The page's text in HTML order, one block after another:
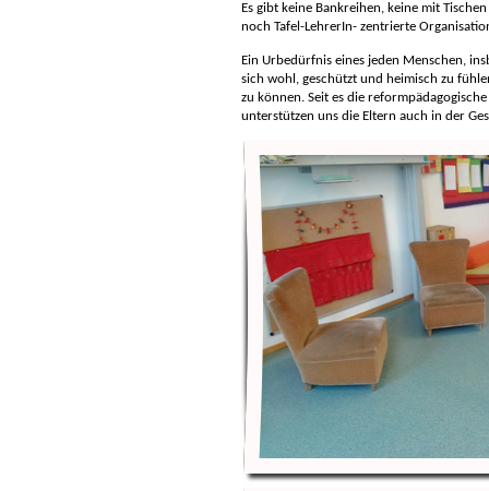
Es gibt keine Bankreihen, keine mit
noch Tafel-LehrerIn- zentrierte
Ein Urbedürfnis eines jeden Menschen,
sich wohl, geschützt und heimisch zu
zu können. Seit es die
unterstützen uns die Eltern auch in der